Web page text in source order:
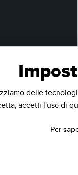
delle
accetti l'uso di
Per